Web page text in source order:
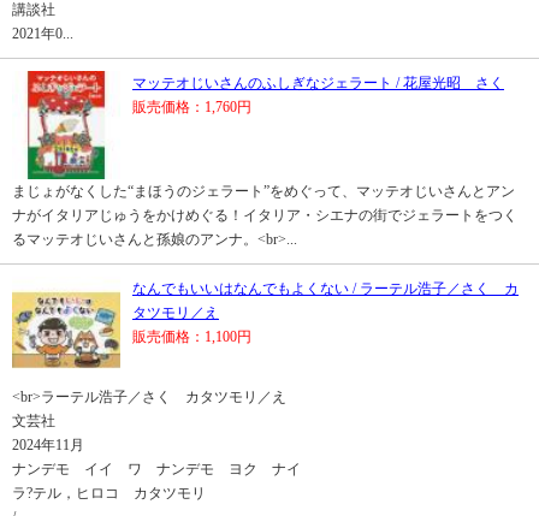
講談社
2021年0...
マッテオじいさんのふしぎなジェラート / 花屋光昭 さく
販売価格：1,760円
まじょがなくした“まほうのジェラート”をめぐって、マッテオじいさんとアン
ナがイタリアじゅうをかけめぐる！イタリア・シエナの街でジェラートをつく
るマッテオじいさんと孫娘のアンナ。<br>...
なんでもいいはなんでもよくない / ラーテル浩子／さく カ
タツモリ／え
販売価格：1,100円
<br>ラーテル浩子／さく カタツモリ／え
文芸社
2024年11月
ナンデモ イイ ワ ナンデモ ヨク ナイ
ラ?テル，ヒロコ カタツモリ